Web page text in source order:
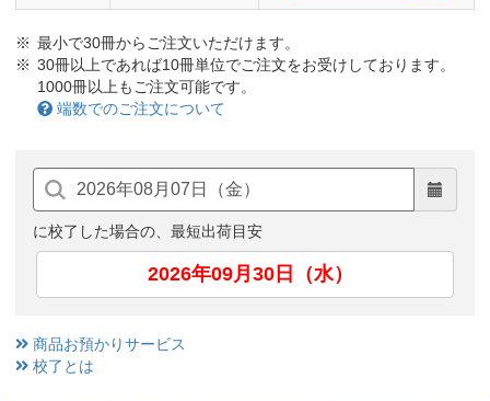
最小で30冊からご注文いただけます。
30冊以上であれば10冊単位でご注文をお受けしております。
1000冊以上もご注文可能です。
端数でのご注文について
に校了した場合の、最短出荷目安
2026年09月30日（水）
商品お預かりサービス
校了とは